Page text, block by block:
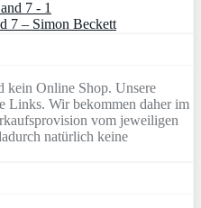
7 – Simon Beckett
kein Online Shop. Unsere
Links. Wir bekommen daher im
vom jeweiligen
natürlich keine